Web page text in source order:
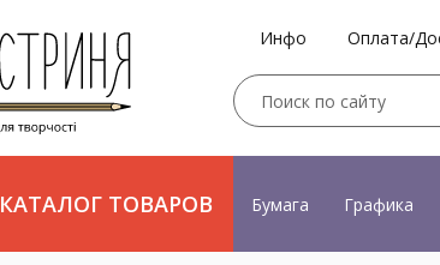
Инфо Оплата/
КАТАЛОГ ТОВАРОВ Бумага Графика